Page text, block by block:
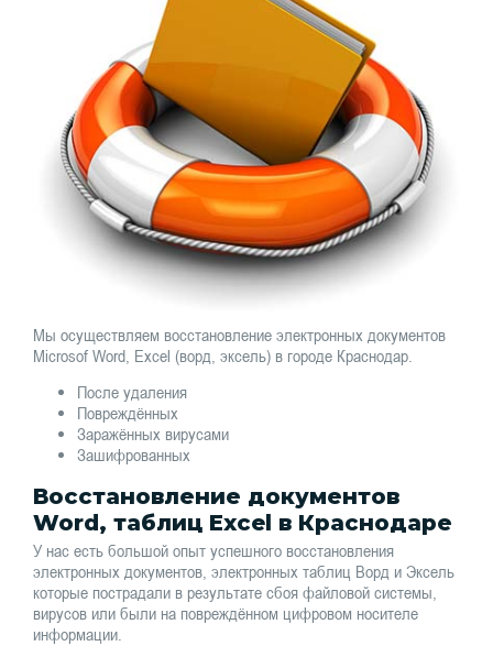
Мы осуществляем восстановление электронных документов
Microsof Word, Excel (ворд, эксель) в городе Краснодар.
После удаления
Повреждённых
Заражённых вирусами
Зашифрованных
Восстановление документов
Word, таблиц Excel в Краснодаре
У нас есть большой опыт успешного восстановления
электронных документов, электронных таблиц Ворд и Эксель
которые пострадали в результате сбоя файловой системы,
вирусов или были на повреждённом цифровом носителе
информации.